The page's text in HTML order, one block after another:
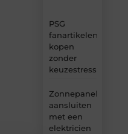
PSG
fanartikelen
kopen
zonder
keuzestress
Zonnepanelen
aansluiten
met een
elektricien